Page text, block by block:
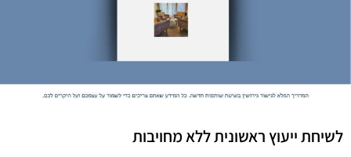
לשיחת ייעוץ ראשונית ללא מחויבות